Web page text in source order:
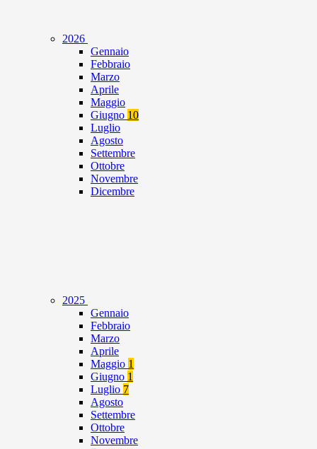
2026
Gennaio
Febbraio
Marzo
Aprile
Maggio
Giugno 10
Luglio
Agosto
Settembre
Ottobre
Novembre
Dicembre
2025
Gennaio
Febbraio
Marzo
Aprile
Maggio 1
Giugno 1
Luglio 7
Agosto
Settembre
Ottobre
Novembre